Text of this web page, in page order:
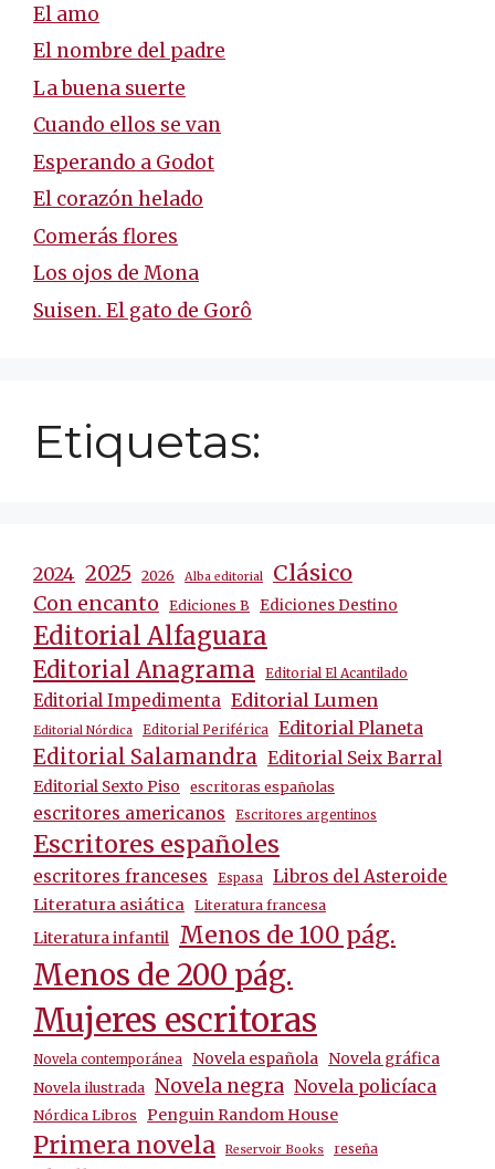
El amo
El nombre del padre
La buena suerte
Cuando ellos se van
Esperando a Godot
El corazón helado
Comerás flores
Los ojos de Mona
Suisen. El gato de Gorô
Etiquetas:
2024 2025 2026 Alba editorial Clásico
Con encanto Ediciones B Ediciones Destino
Editorial Alfaguara
Editorial Anagrama Editorial El Acantilado
Editorial Impedimenta Editorial Lumen
Editorial Nórdica Editorial Periférica Editorial Planeta
Editorial Salamandra Editorial Seix Barral
Editorial Sexto Piso escritoras españolas
escritores americanos Escritores argentinos
Escritores españoles
escritores franceses Espasa Libros del Asteroide
Literatura asiática Literatura francesa
Literatura infantil Menos de 100 pág.
Menos de 200 pág.
Mujeres escritoras
Novela contemporánea Novela española Novela gráfica
Novela ilustrada Novela negra Novela policíaca
Nórdica Libros Penguin Random House
Primera novela Reservoir Books reseña